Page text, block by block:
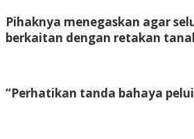
Pihaknya menegaskan agar
berkaitan dengan retakan
“Perhatikan tanda bahaya